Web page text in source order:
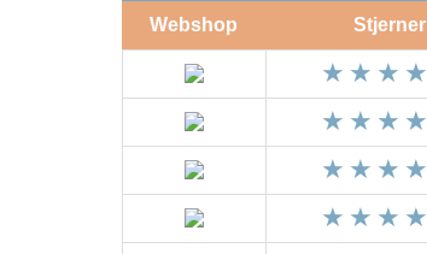
Webshop Stjerner